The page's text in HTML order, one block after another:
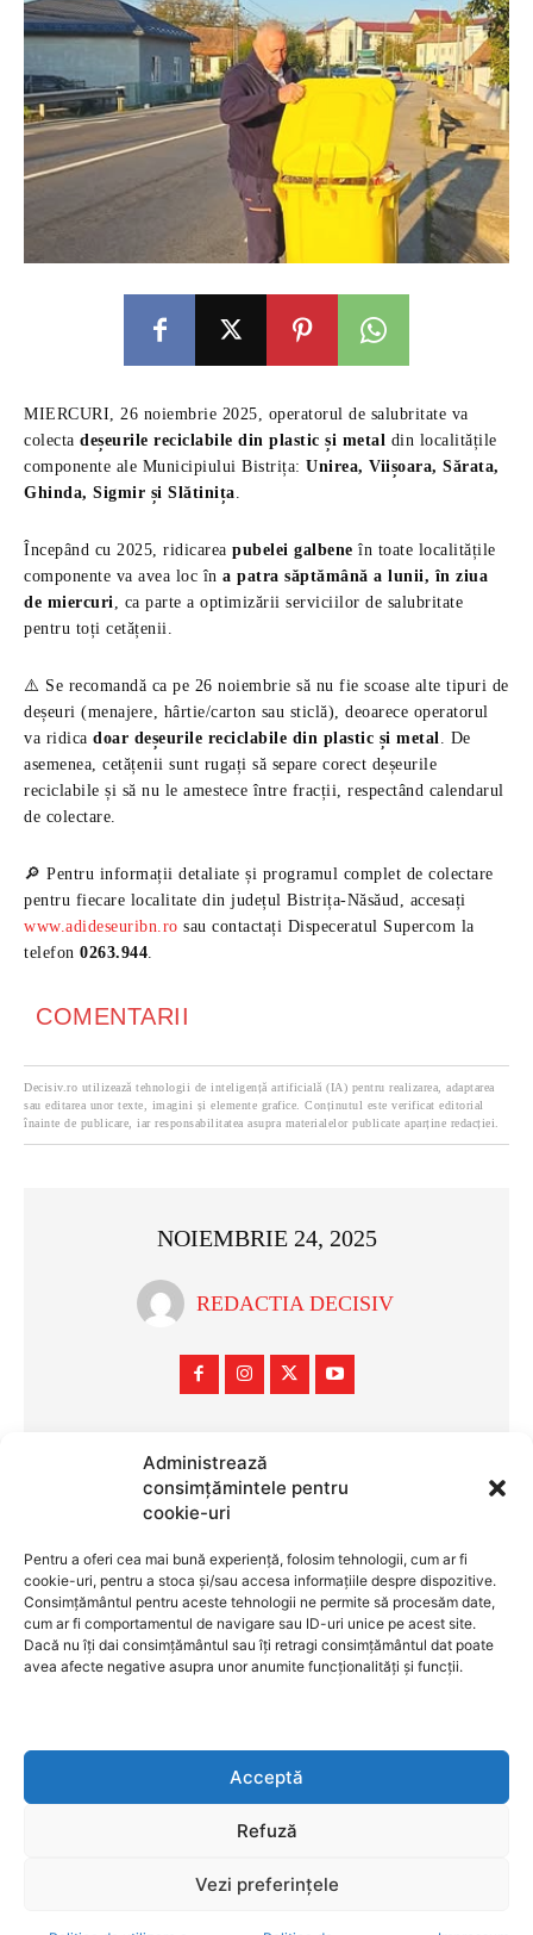
Administrează
consimțămintele pentru
cookie-uri
Pentru a oferi cea mai bună experiență, folosim tehnologii, cum ar fi
cookie-uri, pentru a stoca și/sau accesa informațiile despre dispozitive.
Consimțământul pentru aceste tehnologii ne permite să procesăm date,
cum ar fi comportamentul de navigare sau ID-uri unice pe acest site.
Dacă nu îți dai consimțământul sau îți retragi consimțământul dat poate
avea afecte negative asupra unor anumite funcționalități și funcții.
Acceptă
Refuză
Vezi preferințele